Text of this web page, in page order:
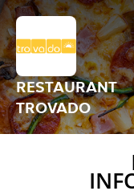
RESTAURANT
TROVADO